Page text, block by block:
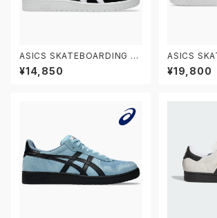
ASICS SKATEBOARDING JA
PAN PRO MT 1201B033.00
2 アシックス スケートボーディン
¥14,850
ASICS
EL-
アシックス
¥19,800